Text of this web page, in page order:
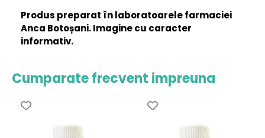
Produs preparat în laboratoarele farmaciei
Anca Botoșani. Imagine cu caracter
informativ.
Cumparate frecvent impreuna